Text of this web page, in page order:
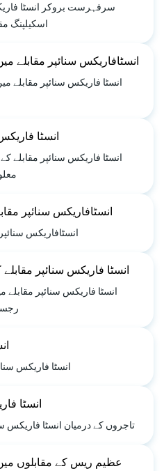
سرفہرست بروکر انسٹا
اسکیلپنگ
انسٹافاریکس سنائپر مقابلے
انسٹا فاریکس سنائپر مقابلے
انسٹا
انسٹا فاریکس سنائپر مقابلے
انسٹافاریکس سنائپر
انسٹافاریکس
انسٹا فاریکس سنائپر
انسٹا فاریکس سنائپر
انسٹا فاریکس
انسٹا
تاجروں کے درمیان انسٹا فاریکس
عظیم ریس کے مقابلوں میں